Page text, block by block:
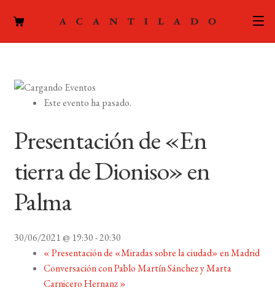
PODCAST
LA EDITORIAL
CONTACTO
MI CUENTA
Este evento ha pasado.
Presentación de «En
tierra de Dioniso» en
Palma
30/06/2021 @ 19:30-20:30
«Presentación de «Miradas sobre la ciudad» en Madrid
Conversación con Pablo Martín Sánchez y Marta
Carnicero Hernanz»